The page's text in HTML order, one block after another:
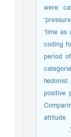
were
‘time
coding
period